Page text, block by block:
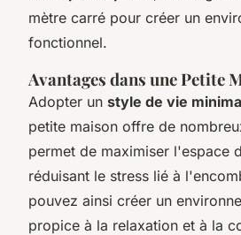
mètre carré pour créer un
fonctionnel.
Avantages dans une Petite
Adopter un style de vie
petite maison offre de
permet de maximiser l'espace
réduisant le stress lié à
pouvez ainsi créer un
propice à la relaxation et à la